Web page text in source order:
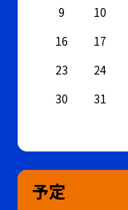
9
10
16
17
23
24
30
31
予定